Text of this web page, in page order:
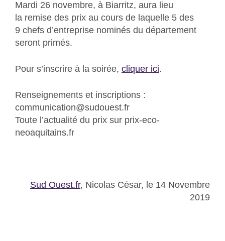
Mardi 26 novembre, à Biarritz, aura lieu
la remise des prix au cours de laquelle 5 des
9 chefs d’entreprise nominés du département
seront primés.
Pour s’inscrire à la soirée, cliquer ici.
Renseignements et inscriptions :
communication@sudouest.fr
Toute l’actualité du prix sur prix-eco-
neoaquitains.fr
Sud Ouest.fr, Nicolas César, le 14 Novembre
2019